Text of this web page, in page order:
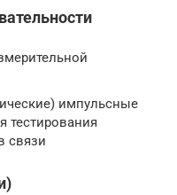
импульсные
тестирования
связи